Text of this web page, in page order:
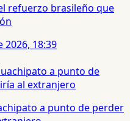
refuerzo brasileño que
2026, 18:39
a punto de perder